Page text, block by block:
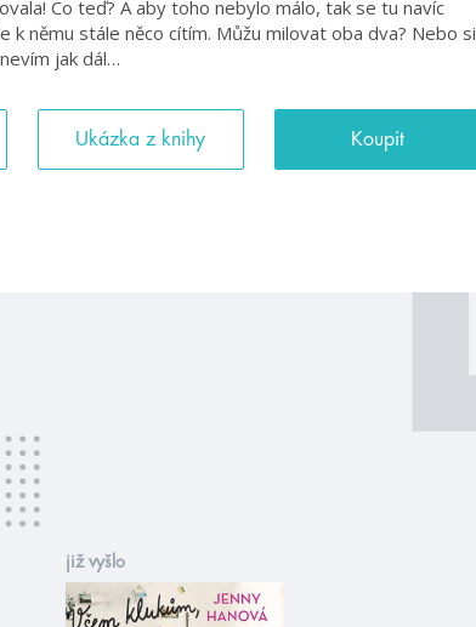
Co teď? A aby toho nebylo málo, tak se tu navíc
k němu stále něco cítím. Můžu milovat oba dva? Nebo si
jak dál…
Ukázka z knihy Koupit
již vyšlo